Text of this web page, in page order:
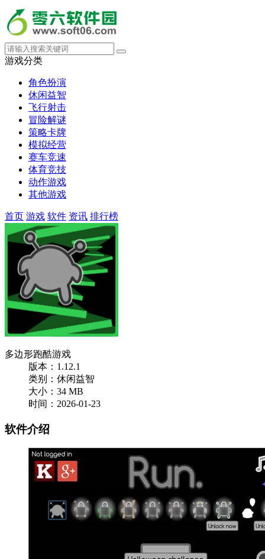
游戏分类
角色扮演
休闲益智
飞行射击
冒险解谜
策略卡牌
模拟经营
赛车竞速
体育竞技
动作游戏
其他游戏
首页 游戏 软件 资讯 排行榜
多边形跑酷游戏
版本：1.12.1
类别：休闲益智
大小：34 MB
时间：2026-01-23
软件介绍